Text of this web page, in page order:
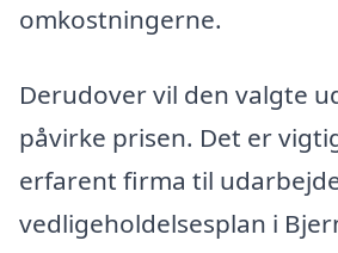
omkostningerne.
Derudover vil den valgte
påvirke prisen. Det er
erfarent firma til
vedligeholdelsesplan i